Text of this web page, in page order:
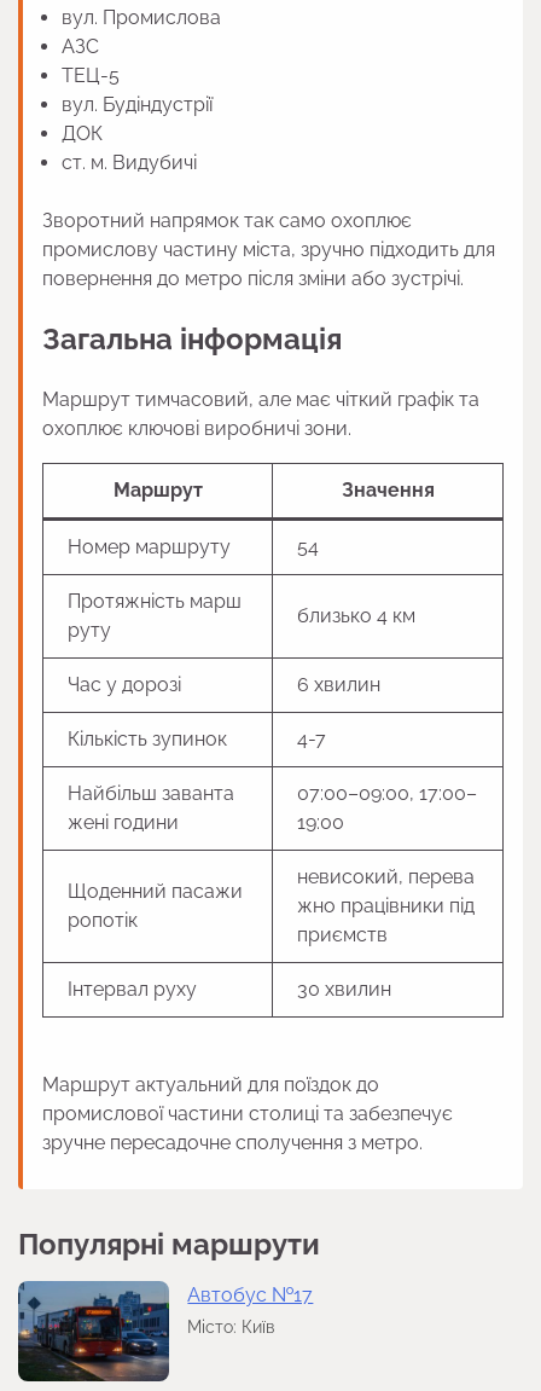
вул. Промислова
АЗС
ТЕЦ-5
вул. Будіндустрії
ДОК
ст. м. Видубичі
Зворотний напрямок так само охоплює
промислову частину міста, зручно підходить для
повернення до метро після зміни або зустрічі.
Загальна інформація
Маршрут тимчасовий, але має чіткий графік та
охоплює ключові виробничі зони.
Маршрут Значення
Номер маршруту 54
Протяжність марш
руту
близько 4 км
Час у дорозі 6 хвилин
Кількість зупинок 4-7
Найбільш заванта
жені години
07:00–09:00, 17:00–
19:00
Щоденний пасажи
ропотік
невисокий, перева
жно працівники під
приємств
Інтервал руху 30 хвилин
Маршрут актуальний для поїздок до
промислової частини столиці та забезпечує
зручне пересадочне сполучення з метро.
Популярні маршрути
Автобус №17
Місто: Київ